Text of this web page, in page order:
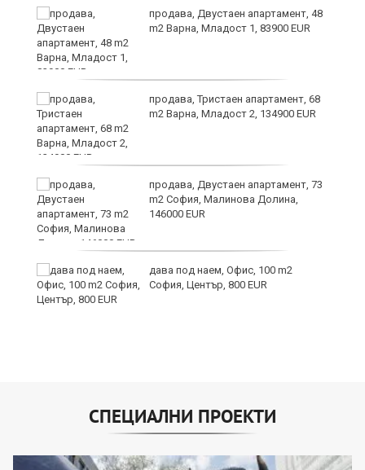
продава, Двустаен апартамент, 48
m2 Варна, Младост 1, 83900 EUR
продава, Тристаен апартамент, 68
m2 Варна, Младост 2, 134900 EUR
продава, Двустаен апартамент, 73
m2 София, Малинова Долина,
146000 EUR
дава под наем, Офис, 100 m2
София, Център, 800 EUR
СПЕЦИАЛНИ ПРОЕКТИ